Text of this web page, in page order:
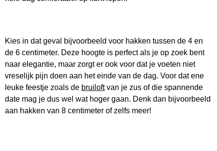
Kies in dat geval bijvoorbeeld voor hakken tussen de 4 en
de 6 centimeter. Deze hoogte is perfect als je op zoek bent
naar elegantie, maar zorgt er ook voor dat je voeten niet
vreselijk pijn doen aan het einde van de dag. Voor dat ene
leuke feestje zoals de bruiloftvan je zus of die spannende
date mag je dus wel wat hoger gaan. Denk dan bijvoorbeeld
aan hakken van 8 centimeter of zelfs meer!